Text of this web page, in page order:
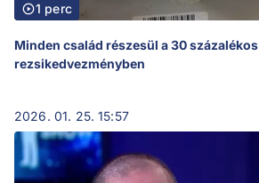
1 perc
Minden család részesül a 30 százalékos
rezsikedvezményben
2026. 01. 25. 15:57